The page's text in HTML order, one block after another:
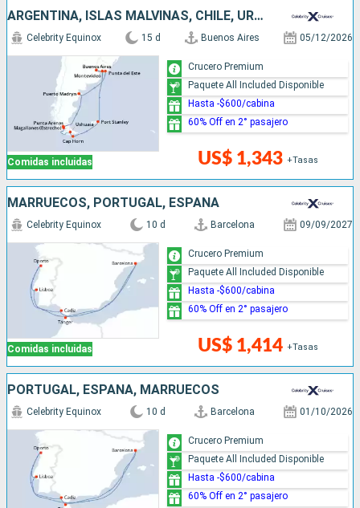
ARGENTINA, ISLAS MALVINAS, CHILE, URUGUAY
Comidas incluidas
Celebrity Equinox 15 d Buenos Aires 05/12/2026
US$ 1,343 +Tasas
Crucero Premium
Paquete All Included Disponible
Hasta -$600/cabina
60% Off en 2° pasajero
MARRUECOS, PORTUGAL, ESPAÑA
Comidas incluidas
Celebrity Equinox 10 d Barcelona 09/09/2027
US$ 1,414 +Tasas
Crucero Premium
Paquete All Included Disponible
Hasta -$600/cabina
60% Off en 2° pasajero
PORTUGAL, ESPAÑA, MARRUECOS
Celebrity Equinox 10 d Barcelona 01/10/2026
Crucero Premium
Paquete All Included Disponible
Hasta -$600/cabina
60% Off en 2° pasajero